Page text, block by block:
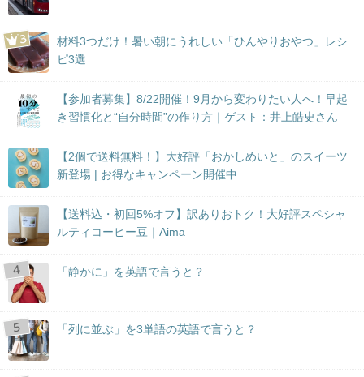
材料3つだけ！暑い朝にうれしい「ひんやりおやつ」レシ
ピ3選
【参加者募集】8/22開催！9月から変わりたい人へ！早起
き習慣化と“自分時間”の作り方｜ゲスト：井上皓史さん
【2個で送料無料！】大好評「おかしめいと」のスイーツ
新登場 | お得なキャンペーン開催中
【送料込・初回5%オフ】訳ありおトク！大好評スペシャ
ルティコーヒー豆｜Aima
「静かに」を英語で言うと？
「列に並ぶ」を3単語の英語で言うと？